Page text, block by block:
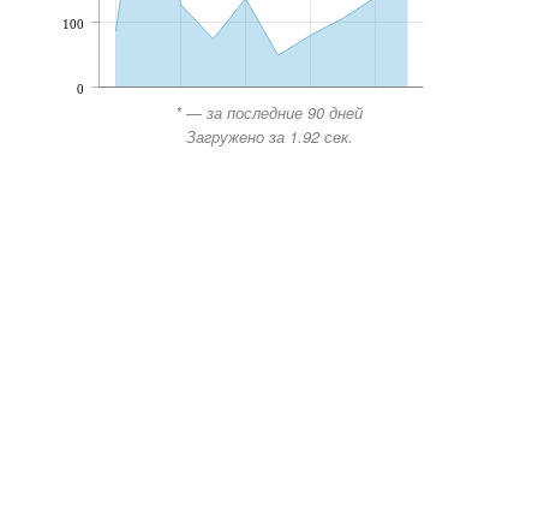
0
100
* — за последние 90 дней
Загружено за 1.92 сек.